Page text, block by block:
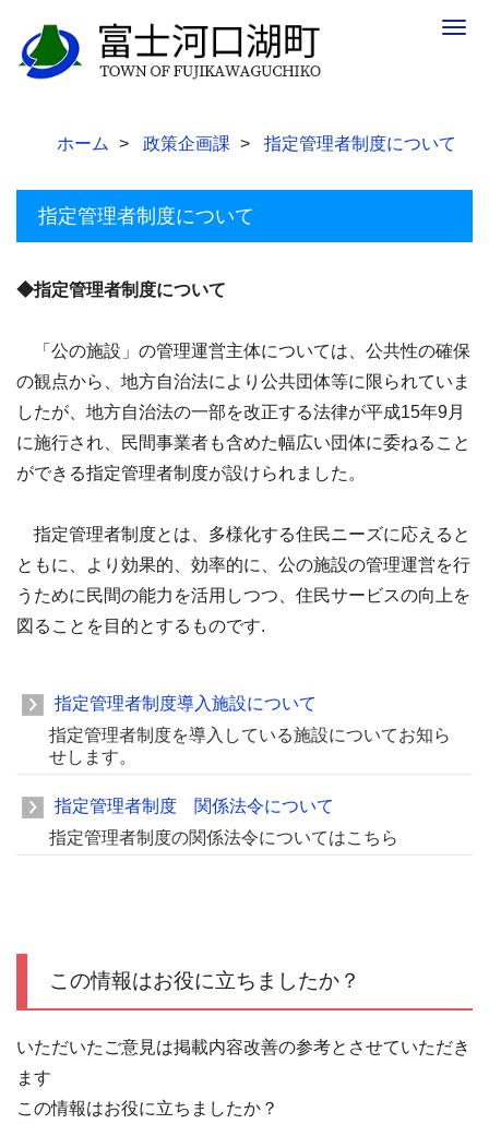
ホーム 政策企画課 指定管理者制度について
指定管理者制度について
◆指定管理者制度について
「公の施設」の管理運営主体については、公共性の確保
の観点から、地方自治法により公共団体等に限られていま
したが、地方自治法の一部を改正する法律が平成15年9月
に施行され、民間事業者も含めた幅広い団体に委ねること
ができる指定管理者制度が設けられました。
指定管理者制度とは、多様化する住民ニーズに応えると
ともに、より効果的、効率的に、公の施設の管理運営を行
うために民間の能力を活用しつつ、住民サービスの向上を
図ることを目的とするものです.
指定管理者制度導入施設について
指定管理者制度を導入している施設についてお知ら
せします。
指定管理者制度 関係法令について
指定管理者制度の関係法令についてはこちら
この情報はお役に立ちましたか？
いただいたご意見は掲載内容改善の参考とさせていただき
ます
この情報はお役に立ちましたか？